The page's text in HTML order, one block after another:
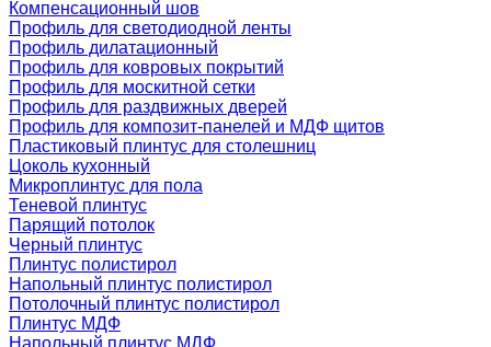
Компенсационный шов
Профиль для светодиодной ленты
Профиль дилатационный
Профиль для ковровых покрытий
Профиль для москитной сетки
Профиль для раздвижных дверей
Профиль для композит-панелей и МДФ щитов
Пластиковый плинтус для столешниц
Цоколь кухонный
Микроплинтус для пола
Теневой плинтус
Парящий потолок
Черный плинтус
Плинтус полистирол
Напольный плинтус полистирол
Потолочный плинтус полистирол
Плинтус МДФ
Напольный плинтус МДФ